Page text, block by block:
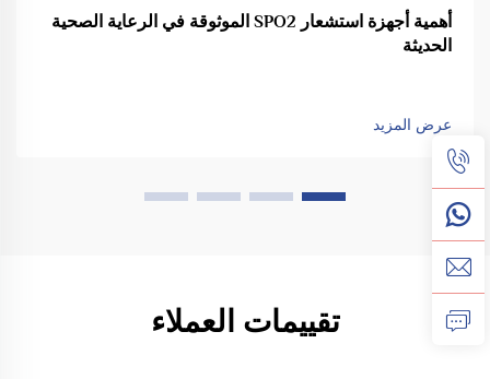
أهمية أجهزة استشعار SPO2 الموثوقة في الرعاية الصحية
الحديثة
عرض المزيد
تقييمات العملاء